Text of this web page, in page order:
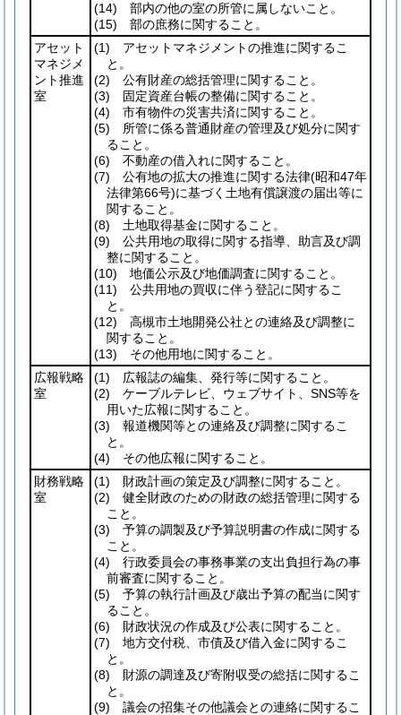
(14) 部内の他の室の所管に属しないこと。
(15) 部の庶務に関すること。
アセット
マネジメ
ント推進
室
(1) アセットマネジメントの推進に関するこ
と。
(2) 公有財産の総括管理に関すること。
(3) 固定資産台帳の整備に関すること。
(4) 市有物件の災害共済に関すること。
(5) 所管に係る普通財産の管理及び処分に関す
ること。
(6) 不動産の借入れに関すること。
(7) 公有地の拡大の推進に関する法律(昭和47年
法律第66号)に基づく土地有償譲渡の届出等に
関すること。
(8) 土地取得基金に関すること。
(9) 公共用地の取得に関する指導、助言及び調
整に関すること。
(10) 地価公示及び地価調査に関すること。
(11) 公共用地の買収に伴う登記に関するこ
と。
(12) 高槻市土地開発公社との連絡及び調整に
関すること。
(13) その他用地に関すること。
広報戦略
室
(1) 広報誌の編集、発行等に関すること。
(2) ケーブルテレビ、ウェブサイト、SNS等を
用いた広報に関すること。
(3) 報道機関等との連絡及び調整に関するこ
と。
(4) その他広報に関すること。
財務戦略
室
(1) 財政計画の策定及び調整に関すること。
(2) 健全財政のための財政の総括管理に関する
こと。
(3) 予算の調製及び予算説明書の作成に関する
こと。
(4) 行政委員会の事務事業の支出負担行為の事
前審査に関すること。
(5) 予算の執行計画及び歳出予算の配当に関す
ること。
(6) 財政状況の作成及び公表に関すること。
(7) 地方交付税、市債及び借入金に関するこ
と。
(8) 財源の調達及び寄附収受の総括に関するこ
と。
(9) 議会の招集その他議会との連絡に関するこ